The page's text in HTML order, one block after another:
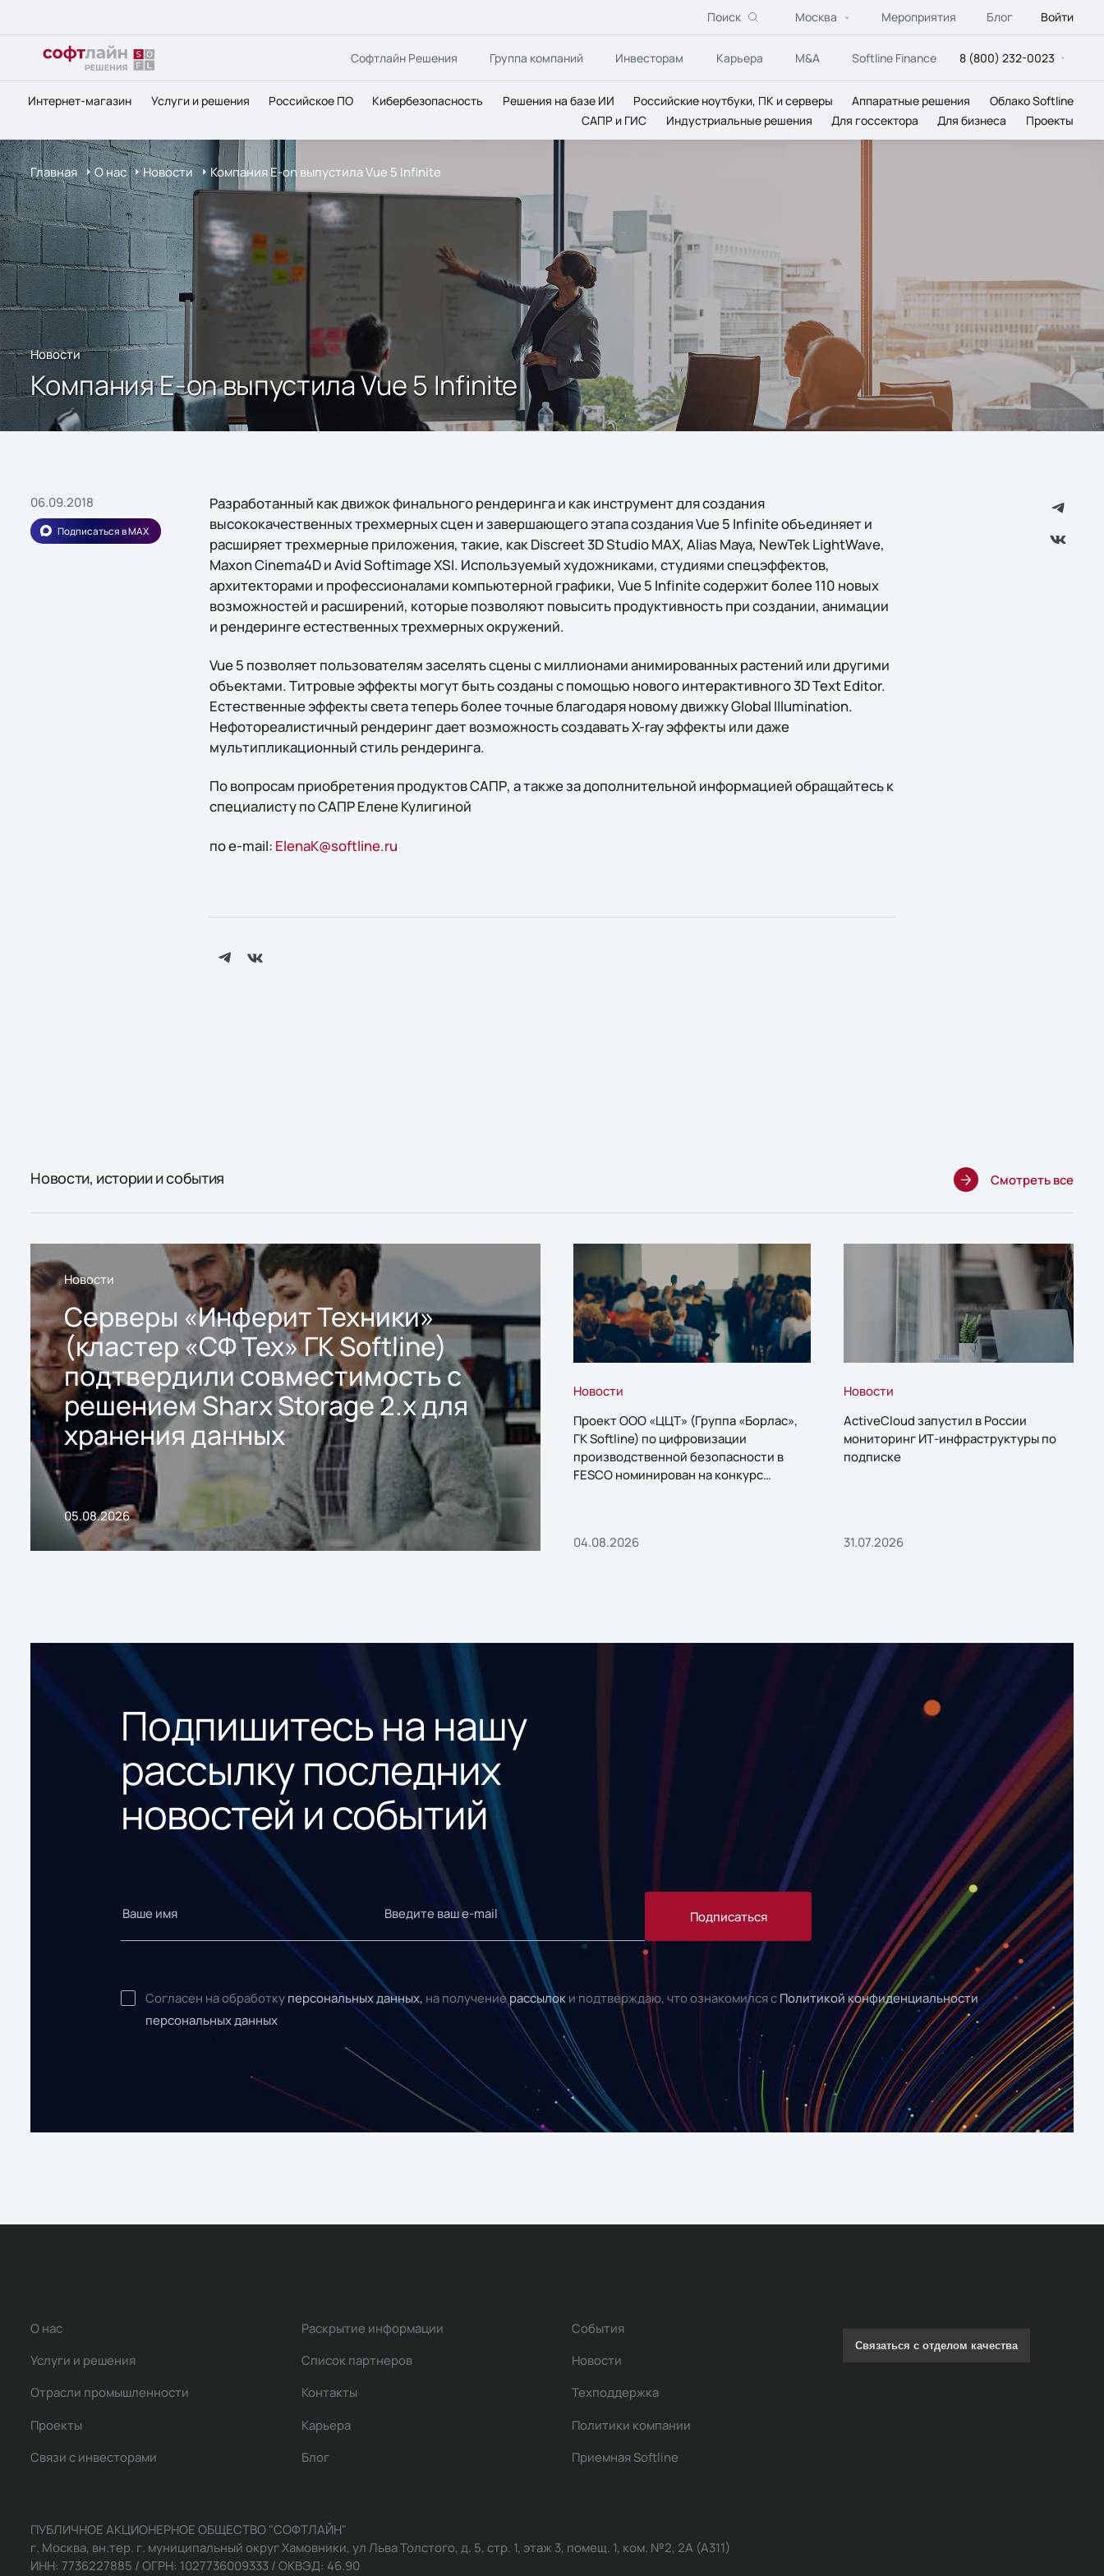
Поиск Москва Мероприятия Блог Войти
Софтлайн Решения Группа компаний Инвесторам Карьера M&A Softline Finance 8 (800) 232-0023
Интернет-магазин Услуги и решения Российское ПО Кибербезопасность Решения на базе ИИ Российские ноутбуки, ПК и серверы Аппаратные решения
Облако Softline
САПР и ГИС
Индустриальные решения Для госсектора Для бизнеса Проекты
Главная О нас Новости Компания E-on выпустила Vue 5 Infinite
Новости
Компания E-on выпустила Vue 5 Infinite
06.09.2018
Подписаться в MAX
Разработанный как движок финального рендеринга и как инструмент для создания
высококачественных трехмерных сцен и завершающего этапа создания Vue 5 Infinite объединяет и
расширяет трехмерные приложения, такие, как Discreet 3D Studio MAX, Alias Maya, NewTek LightWave,
Maxon Cinema4D и Avid Softimage XSI. Используемый художниками, студиями спецэффектов,
архитекторами и профессионалами компьютерной графики, Vue 5 Infinite содержит более 110 новых
возможностей и расширений, которые позволяют повысить продуктивность при создании, анимации
и рендеринге естественных трехмерных окружений.
Vue 5 позволяет пользователям заселять сцены с миллионами анимированных растений или другими
объектами. Титровые эффекты могут быть созданы с помощью нового интерактивного 3D Text Editor.
Естественные эффекты света теперь более точные благодаря новому движку Global Illumination.
Нефотореалистичный рендеринг дает возможность создавать X-ray эффекты или даже
мультипликационный стиль рендеринга.
По вопросам приобретения продуктов САПР, а также за дополнительной информацией обращайтесь к
специалисту по САПР Елене Кулигиной
по e-mail: ElenaK@softline.ru
Новости, истории и события Смотреть все
Новости
Серверы «Инферит Техники»
(кластер «СФ Тех» ГК Softline)
подтвердили совместимость с
решением Sharx Storage 2.x для
хранения данных
05.08.2026
Новости
Проект ООО «ЦЦТ» (Группа «Борлас»,
ГК Softline) по цифровизации
производственной безопасности в
FESCO номинирован на конкурс
04.08.2026
Новости
ActiveCloud запустил в России
мониторинг ИТ-инфраструктуры по
подписке
31.07.2026
Подпишитесь на нашу
рассылку последних
новостей и событий
Подписаться
Согласен на обработку персональных данных, на получениерассылок и подтверждаю, что ознакомился с Политикой конфиденциальности
персональных данных
О нас
Услуги и решения
Отрасли промышленности
Проекты
Связи с инвесторами
Раскрытие информации
Список партнеров
Контакты
Карьера
Блог
События
Новости
Техподдержка
Политики компании
Приемная Softline
Связаться с отделом качества
ПУБЛИЧНОЕ АКЦИОНЕРНОЕ ОБЩЕСТВО "СОФТЛАЙН"
г. Москва, вн.тер. г. муниципальный округ Хамовники, ул Льва Толстого, д. 5, стр. 1, этаж 3, помещ. 1, ком. №2, 2А (А311)
ИНН: 7736227885 / ОГРН: 1027736009333 / ОКВЭД: 46.90